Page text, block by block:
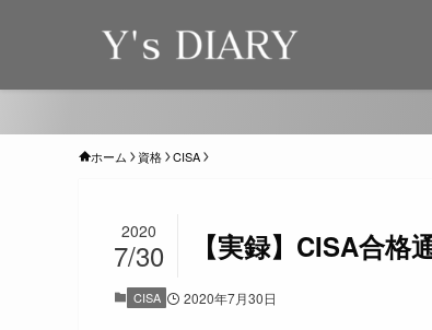
ホーム 資格 CISA
【実録】CISA合格
2020
7/30
CISA 2020年7月30日